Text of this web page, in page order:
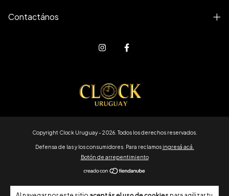
Contactános
Copyright Clock Uruguay - 2026. Todos los derechos reservados.
Defensa de las y los consumidores. Para reclamos ingresá acá.
Botón de arrepentimiento